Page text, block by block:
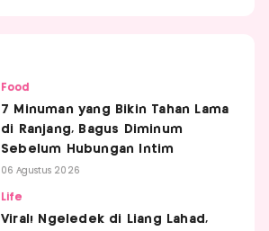
Food
7 Minuman yang Bikin Tahan Lama
di Ranjang, Bagus Diminum
Sebelum Hubungan Intim
06 Agustus 2026
Life
Viral! Ngeledek di Liang Lahad,